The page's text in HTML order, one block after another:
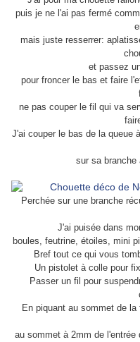
puis je ne l'ai pas fermé
mais juste resserrer:
et passez
pour froncer le bas et faire
ne pas couper le fil qui va
J'ai couper le bas de la queue
sur sa branche
Perchée sur une branche
J'ai puisée dans
boules, feutrine, étoiles, mini
Bref tout ce qui vous
Un pistolet à colle pour
Passer un fil pour
En piquant au sommet de
au sommet à 2mm de l'entrée